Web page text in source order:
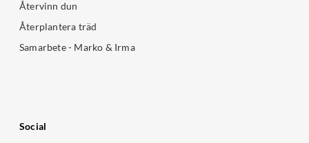
Återvinn dun
Återplantera träd
Samarbete - Marko & Irma
Social